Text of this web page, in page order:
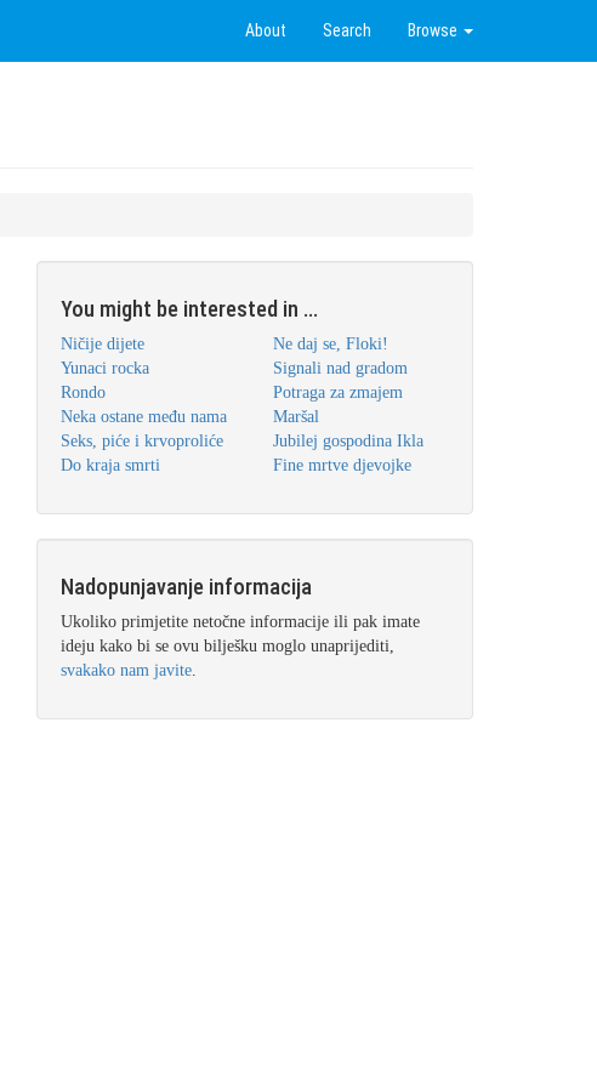
About Search Browse
You might be interested in ...
Ničije dijete
Yunaci rocka
Rondo
Neka ostane među nama
Seks, piće i krvoproliće
Do kraja smrti
Ne daj se, Floki!
Signali nad gradom
Potraga za zmajem
Maršal
Jubilej gospodina Ikla
Fine mrtve djevojke
Nadopunjavanje informacija
Ukoliko primjetite netočne informacije ili pak imate
ideju kako bi se ovu bilješku moglo unaprijediti,
svakako nam javite.